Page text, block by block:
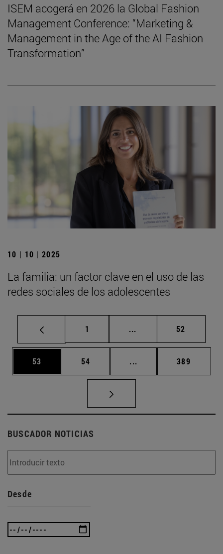
ISEM acogerá en 2026 la Global Fashion
Management Conference: “Marketing &
Management in the Age of the AI Fashion
Transformation”
10 | 10 | 2025
La familia: un factor clave en el uso de las
redes sociales de los adolescentes
Página
1 ... Páginas intermedias
Página
52
Página
53 Página
54 ... Páginas intermedias
Página
389
BUSCADOR NOTICIAS
Desde